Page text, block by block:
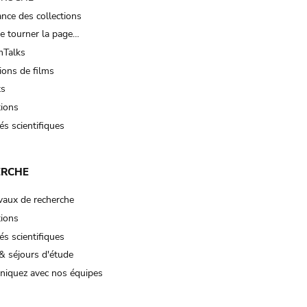
des collections
tourner la page…
de films
scientifiques
de recherche
scientifiques
séjours d'étude
avec nos équipes